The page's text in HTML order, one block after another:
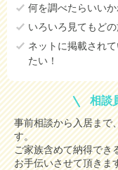
何を調べたらいいか
いろいろ見てもど
ネットに掲載され
たい！
相談
事前相談から入居まで
す。
ご家族含めて納得でき
お手伝いさせて頂きま